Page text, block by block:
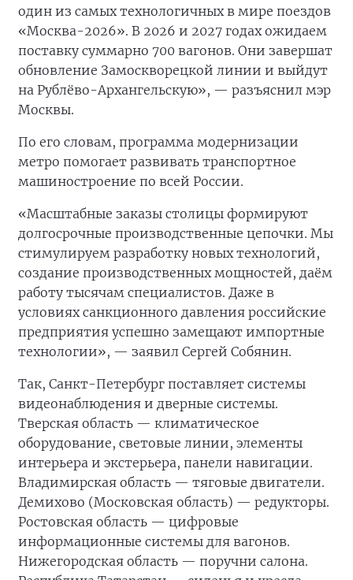
один из самых технологичных в мире поездов
«Москва-2026». В 2026 и 2027 годах ожидаем
поставку суммарно 700 вагонов. Они завершат
обновление Замоскворецкой линии и выйдут
на Рублёво-Архангельскую», — разъяснил мэр
Москвы.
По его словам, программа модернизации
метро помогает развивать транспортное
машиностроение по всей России.
«Масштабные заказы столицы формируют
долгосрочные производственные цепочки. Мы
стимулируем разработку новых технологий,
создание производственных мощностей, даём
работу тысячам специалистов. Даже в
условиях санкционного давления российские
предприятия успешно замещают импортные
технологии», — заявил Сергей Собянин.
Так, Санкт-Петербург поставляет системы
видеонаблюдения и дверные системы.
Тверская область — климатическое
оборудование, световые линии, элементы
интерьера и экстерьера, панели навигации.
Владимирская область — тяговые двигатели.
Демихово (Московская область) — редукторы.
Ростовская область — цифровые
информационные системы для вагонов.
Нижегородская область — поручни салона.